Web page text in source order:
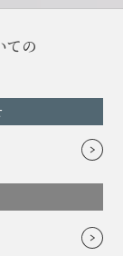
ての